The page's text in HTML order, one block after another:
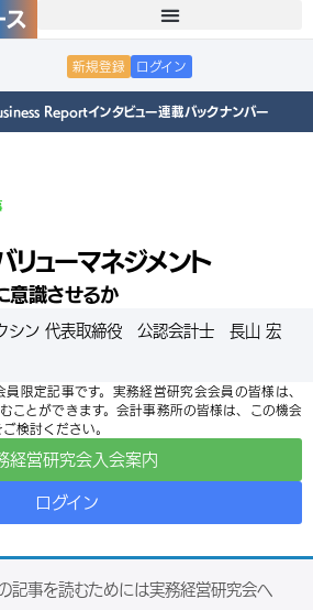
新規登録 ログイン
Reportインタビュー連載バックナンバー
ューマネジメント
識させるか
シン 代表取締役 公認会計士 長山 宏
限定記事です。実務経営研究会会員の皆様は、
ことができます。会計事務所の皆様は、この機会
検討ください。
経営研究会入会案内
ログイン
記事を読むためには実務経営研究会へ